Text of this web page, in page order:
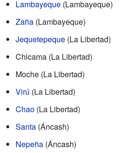
Lambayeque (Lambayeque)
Zaña (Lambayeque)
Jequetepeque (La Libertad)
Chicama (La Libertad)
Moche (La Libertad)
Virú (La Libertad)
Chao (La Libertad)
Santa (Áncash)
Nepeña (Áncash)